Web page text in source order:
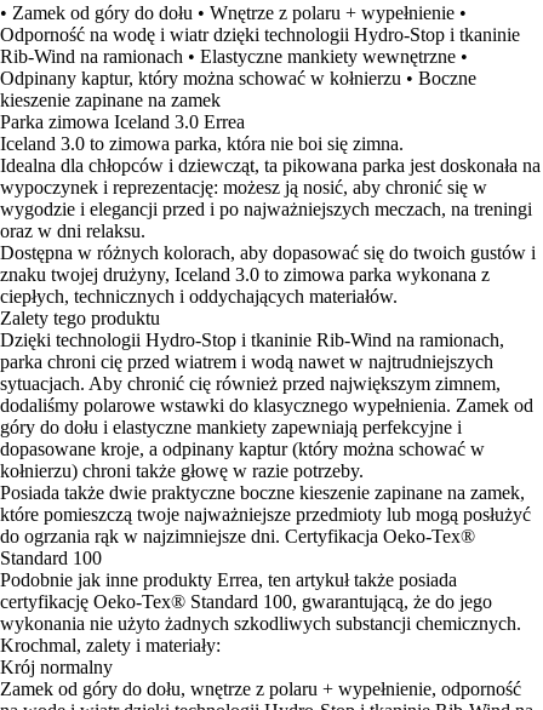
• Zamek od góry do dołu • Wnętrze z polaru + wypełnienie •
Odporność na wodę i wiatr dzięki technologii Hydro-Stop i tkaninie
Rib-Wind na ramionach • Elastyczne mankiety wewnętrzne •
Odpinany kaptur, który można schować w kołnierzu • Boczne
kieszenie zapinane na zamek
Parka zimowa Iceland 3.0 Errea
Iceland 3.0 to zimowa parka, która nie boi się zimna.
Idealna dla chłopców i dziewcząt, ta pikowana parka jest doskonała na
wypoczynek i reprezentację: możesz ją nosić, aby chronić się w
wygodzie i elegancji przed i po najważniejszych meczach, na treningi
oraz w dni relaksu.
Dostępna w różnych kolorach, aby dopasować się do twoich gustów i
znaku twojej drużyny, Iceland 3.0 to zimowa parka wykonana z
ciepłych, technicznych i oddychających materiałów.
Zalety tego produktu
Dzięki technologii Hydro-Stop i tkaninie Rib-Wind na ramionach,
parka chroni cię przed wiatrem i wodą nawet w najtrudniejszych
sytuacjach. Aby chronić cię również przed największym zimnem,
dodaliśmy polarowe wstawki do klasycznego wypełnienia. Zamek od
góry do dołu i elastyczne mankiety zapewniają perfekcyjne i
dopasowane kroje, a odpinany kaptur (który można schować w
kołnierzu) chroni także głowę w razie potrzeby.
Posiada także dwie praktyczne boczne kieszenie zapinane na zamek,
które pomieszczą twoje najważniejsze przedmioty lub mogą posłużyć
do ogrzania rąk w najzimniejsze dni. Certyfikacja Oeko-Tex®
Standard 100
Podobnie jak inne produkty Errea, ten artykuł także posiada
certyfikację Oeko-Tex® Standard 100, gwarantującą, że do jego
wykonania nie użyto żadnych szkodliwych substancji chemicznych.
Krochmal, zalety i materiały:
Krój normalny
Zamek od góry do dołu, wnętrze z polaru + wypełnienie, odporność